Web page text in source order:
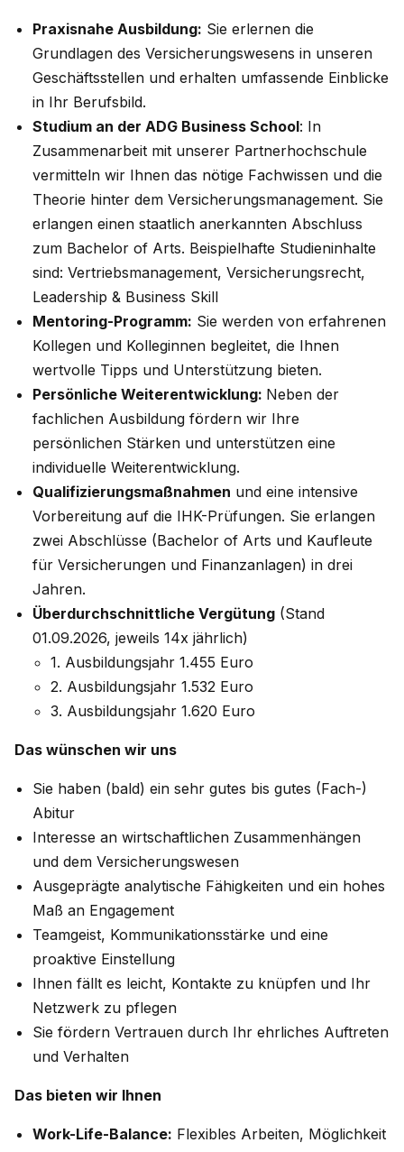
Praxisnahe Ausbildung: Sie erlernen die
Grundlagen des Versicherungswesens in unseren
Geschäftsstellen und erhalten umfassende Einblicke
in Ihr Berufsbild.
Studium an der ADG Business School: In
Zusammenarbeit mit unserer Partnerhochschule
vermitteln wir Ihnen das nötige Fachwissen und die
Theorie hinter dem Versicherungsmanagement. Sie
erlangen einen staatlich anerkannten Abschluss
zum Bachelor of Arts. Beispielhafte Studieninhalte
sind: Vertriebsmanagement, Versicherungsrecht,
Leadership & Business Skill
Mentoring-Programm: Sie werden von erfahrenen
Kollegen und Kolleginnen begleitet, die Ihnen
wertvolle Tipps und Unterstützung bieten.
Persönliche Weiterentwicklung: Neben der
fachlichen Ausbildung fördern wir Ihre
persönlichen Stärken und unterstützen eine
individuelle Weiterentwicklung.
Qualifizierungsmaßnahmen und eine intensive
Vorbereitung auf die IHK-Prüfungen. Sie erlangen
zwei Abschlüsse (Bachelor of Arts und Kaufleute
für Versicherungen und Finanzanlagen) in drei
Jahren.
Überdurchschnittliche Vergütung (Stand
01.09.2026, jeweils 14x jährlich)
1. Ausbildungsjahr 1.455 Euro
2. Ausbildungsjahr 1.532 Euro
3. Ausbildungsjahr 1.620 Euro
Das wünschen wir uns
Sie haben (bald) ein sehr gutes bis gutes (Fach-)
Abitur
Interesse an wirtschaftlichen Zusammenhängen
und dem Versicherungswesen
Ausgeprägte analytische Fähigkeiten und ein hohes
Maß an Engagement
Teamgeist, Kommunikationsstärke und eine
proaktive Einstellung
Ihnen fällt es leicht, Kontakte zu knüpfen und Ihr
Netzwerk zu pflegen
Sie fördern Vertrauen durch Ihr ehrliches Auftreten
und Verhalten
Das bieten wir Ihnen
Work-Life-Balance: Flexibles Arbeiten, Möglichkeit